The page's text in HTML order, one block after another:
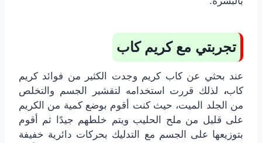
تجربتي مع كريم كاب
عند بحثي عن كاب كريم وجدت الكثير من فوائد كريم
كاب، لذلك قررت استخدامه لتقشير الجسم والتخلص
من الجلد الميت، حيث كنت أقوم بوضع كمية من الكريم
على قليل من ملح الحليب ويتم خلطهم جيدًا ثم أقوم
بتوزيعها على الجسم مع التدليك بحركات دائرية خفيفة